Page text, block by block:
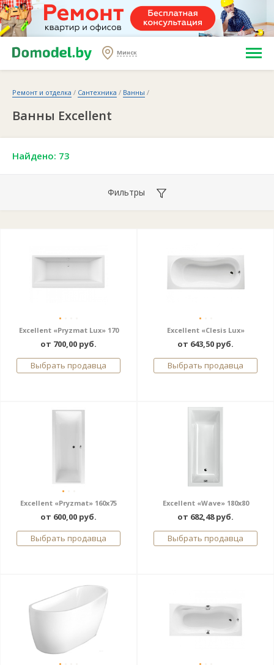
Минск
Ремонт и отделка / Сантехника / Ванны /
Ванны Excellent
Найдено: 73
Фильтры
Excellent «Pryzmat Lux» 170
от 700,00 руб.
Выбрать продавца
Excellent «Clesis Lux»
от 643,50 руб.
Выбрать продавца
Excellent «Pryzmat» 160х75
от 600,00 руб.
Выбрать продавца
Excellent «Wave» 180x80
от 682,48 руб.
Выбрать продавца